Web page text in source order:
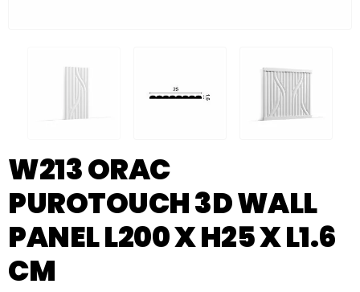
W213 ORAC
PUROTOUCH 3D WALL
PANEL L200 X H25 X L1.6
CM